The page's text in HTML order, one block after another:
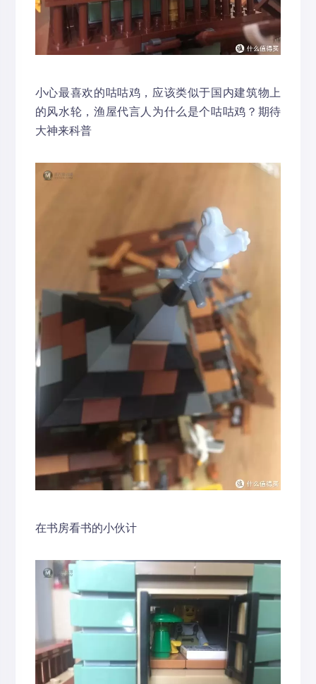
小心最喜欢的咕咕鸡，应该类似于国内建筑物上
的风水轮，渔屋代言人为什么是个咕咕鸡？期待
大神来科普
在书房看书的小伙计